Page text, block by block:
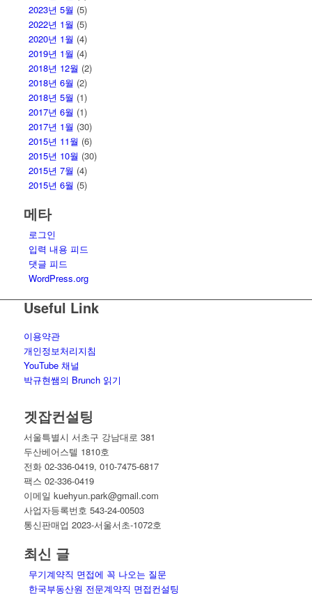
2023년 5월 (5)
2022년 1월 (5)
2020년 1월 (4)
2019년 1월 (4)
2018년 12월 (2)
2018년 6월 (2)
2018년 5월 (1)
2017년 6월 (1)
2017년 1월 (30)
2015년 11월 (6)
2015년 10월 (30)
2015년 7월 (4)
2015년 6월 (5)
메타
로그인
입력 내용 피드
댓글 피드
WordPress.org
Useful Link
이용약관
개인정보처리지침
YouTube 채널
박규현쌤의 Brunch 읽기
겟잡컨설팅
서울특별시 서초구 강남대로 381
두산베어스텔 1810호
전화 02-336-0419, 010-7475-6817
팩스 02-336-0419
이메일 kuehyun.park@gmail.com
사업자등록번호 543-24-00503
통신판매업 2023-서울서초-1072호
최신 글
무기계약직 면접에 꼭 나오는 질문
한국부동산원 전문계약직 면접컨설팅